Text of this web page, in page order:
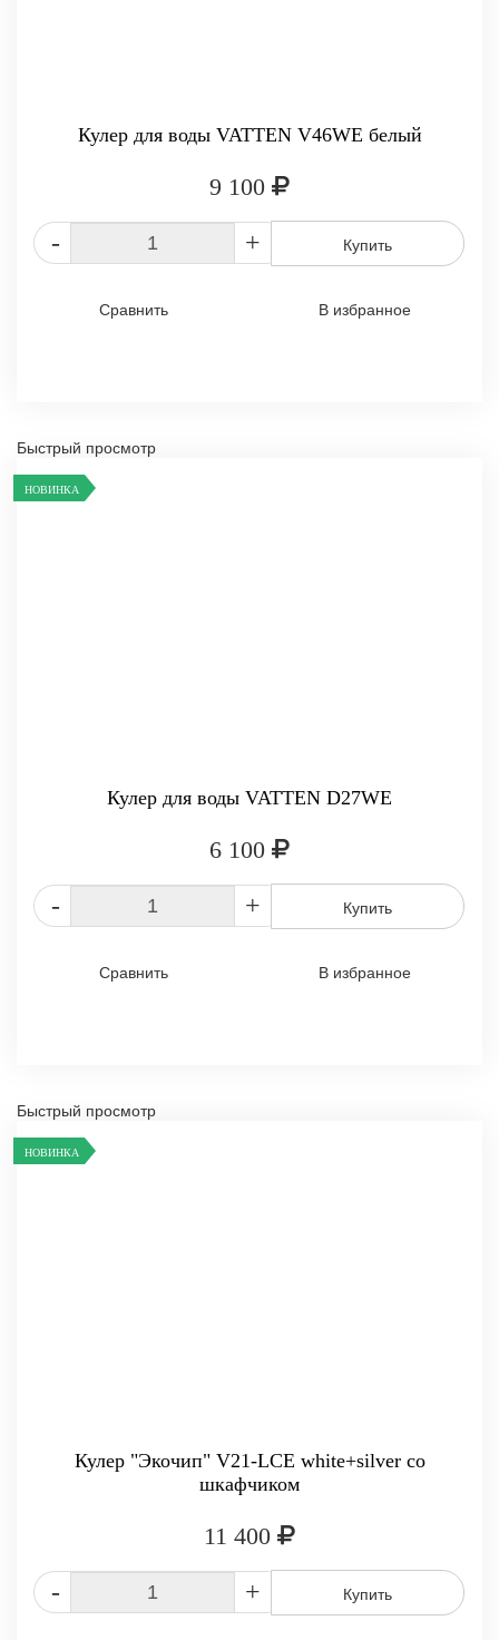
Кулер для воды VATTEN V46WE белый
9 100
- + Купить
Сравнить В избранное
Быстрый просмотр
НОВИНКА
Кулер для воды VATTEN D27WE
6 100
- + Купить
Сравнить В избранное
Быстрый просмотр
НОВИНКА
Кулер "Экочип" V21-LCE white+silver со
шкафчиком
11 400
- + Купить